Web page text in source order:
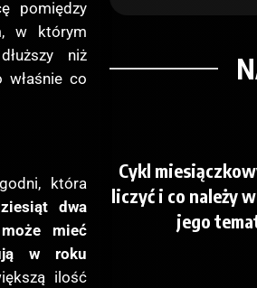
pomiędzy
w którym
niż
co
która
dwa
mieć
w roku
ilość
Cykl
liczyć i co należy
jego